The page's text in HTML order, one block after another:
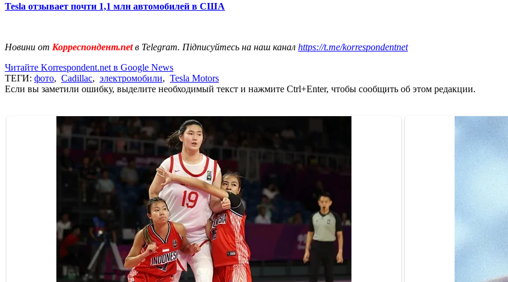
Tesla отзывает почти 1,1 млн автомобилей в США
Новини от Корреспондент.netв Telegram. Підписуйтесь на наш канал https://t.me/korrespondentnet
Читайте Korrespondent.net в Google News
ТЕГИ: фото, Cadillac, электромобили, Tesla Motors
Если вы заметили ошибку, выделите необходимый текст и нажмите Ctrl+Enter, чтобы сообщить об этом редакции.